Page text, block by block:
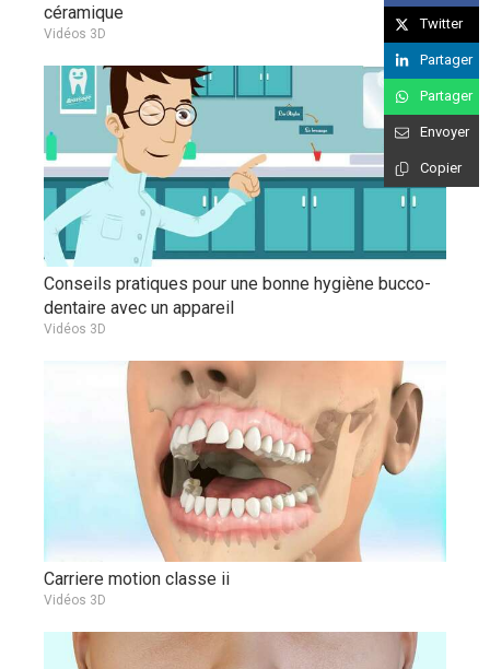
céramique
Vidéos 3D
Conseils pratiques pour une bonne hygiène bucco-
dentaire avec un appareil
Vidéos 3D
Carriere motion classe ii
Vidéos 3D
Twitter
Partager
Partager
Envoyer
Copier